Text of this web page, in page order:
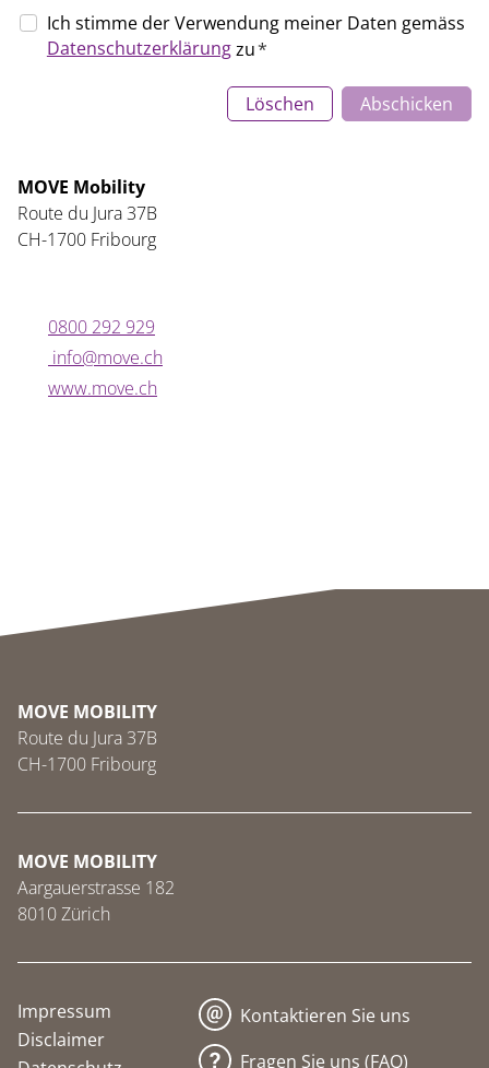
Ich stimme der Verwendung meiner Daten gemäss
Datenschutzerklärungzu*
Löschen Abschicken
MOVE Mobility
Route du Jura 37B
CH-1700 Fribourg
0800 292 929
nf
m v
ch
www.move.ch
MOVE MOBILITY
Route du Jura 37B
CH-1700 Fribourg
MOVE MOBILITY
Aargauerstrasse 182
8010 Zürich
Impressum
Disclaimer
Kontaktieren Sie uns
Fragen Sie uns (FAQ)